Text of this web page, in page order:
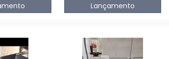
Lançamento